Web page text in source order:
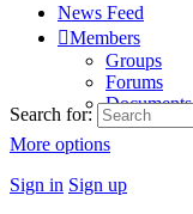
News Feed
Members
Groups
Forums
Documents
More options
Sign in Sign up
Search for: